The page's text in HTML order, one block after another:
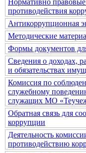
Нормативно
противодействия
Антикоррупционная
Методические
Формы документов
Сведения о доходах,
и обязательствах
Комиссия по
служебному
служащих МО
Обратная связь для
коррупции
Деятельность
противодействию